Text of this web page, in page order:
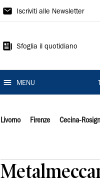
Il
Iscriviti alle Newsletter
Sfoglia il quotidiano
MENU
Livorno Firenze Cecina-